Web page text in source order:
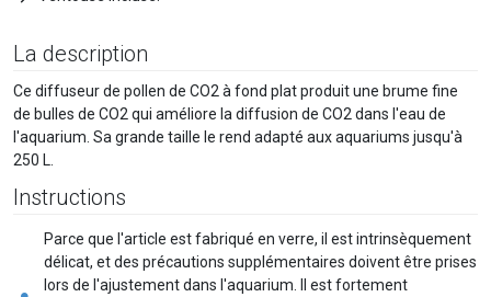
La description
Ce diffuseur de pollen de CO2 à fond plat produit une brume fine
de bulles de CO2 qui améliore la diffusion de CO2 dans l'eau de
l'aquarium. Sa grande taille le rend adapté aux aquariums jusqu'à
250 L.
Instructions
Parce que l'article est fabriqué en verre, il est intrinsèquement
délicat, et des précautions supplémentaires doivent être prises
lors de l'ajustement dans l'aquarium. Il est fortement